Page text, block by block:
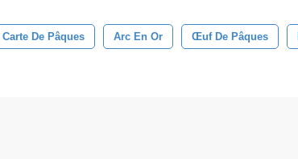
De Pâques Arc En Or Œuf De Pâques